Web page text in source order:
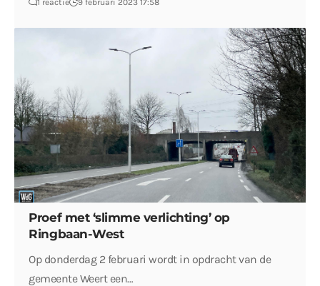
1 reactie 9 februari 2023 17:58
Proef met ‘slimme verlichting’ op
Ringbaan-West
Op donderdag 2 februari wordt in opdracht van de
gemeente Weert een…